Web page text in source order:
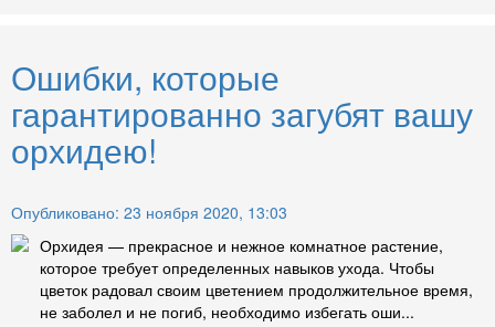
Ошибки, которые
гарантированно загубят вашу
орхидею!
Опубликовано: 23 ноября 2020, 13:03
Орхидея — прекрасное и нежное комнатное растение,
которое требует определенных навыков ухода. Чтобы
цветок радовал своим цветением продолжительное время,
не заболел и не погиб, необходимо избегать оши...